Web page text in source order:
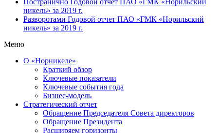
Постранично Годовой отчет ПАО «ГМК «Норильский
никель» за 2019 г.
Разворотами Годовой отчет ПАО «ГМК «Норильский
никель» за 2019 г.
Меню
О «Норникеле»
Краткий обзор
Ключевые показатели
Ключевые события года
Бизнес-модель
Стратегический отчет
Обращение Председателя Совета директоров
Обращение Президента
Расширяем горизонты